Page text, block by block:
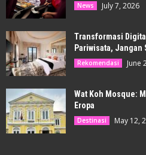
News July 7, 2026
Transformasi
Pariwisata, Jangan
Rekomendasi June
Wat Koh Mosque:
Eropa
Destinasi May 12,